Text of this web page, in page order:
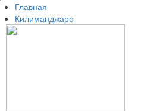
Главная
Килиманджаро